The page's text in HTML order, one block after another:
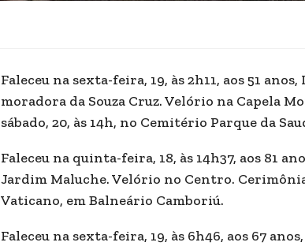
Faleceu na sexta-feira, 19, às 2h11, aos 51
moradora da Souza Cruz. Velório na Capela
sábado, 20, às 14h, no Cemitério Parque da
Faleceu na quinta-feira, 18, às 14h37, aos 81
Jardim Maluche. Velório no Centro.
Vaticano, em Balneário Camboriú.
Faleceu na sexta-feira, 19, às 6h46, aos 67